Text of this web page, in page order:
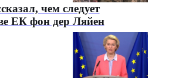
чем следует
ЕК фон дер Ляйен